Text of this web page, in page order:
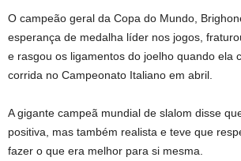
O campeão geral da Copa do Mundo,
esperança de medalha líder nos jogos,
e rasgou os ligamentos do joelho quando ela
corrida no Campeonato Italiano em abril.
A gigante campeã mundial de slalom disse
positiva, mas também realista e teve que
fazer o que era melhor para si mesma.